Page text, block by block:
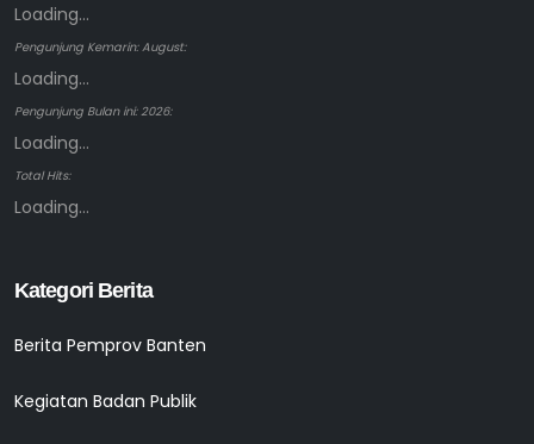
Loading...
Pengunjung Kemarin: August:
Loading...
Pengunjung Bulan ini: 2026:
Loading...
Total Hits:
Loading...
Kategori Berita
Berita Pemprov Banten
Kegiatan Badan Publik